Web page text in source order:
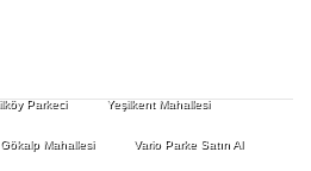
Parkeci Yeşilkent Mahallesi
Mahallesi Vario Parke Satın Al